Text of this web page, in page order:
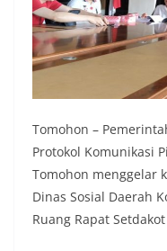
Tomohon –
Protokol Komunikasi
Tomohon menggelar
Dinas Sosial Daerah
Ruang Rapat